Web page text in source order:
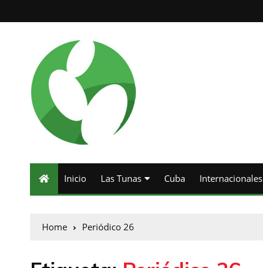
Inicio Las Tunas Cuba Internacionales
Home Periódico 26